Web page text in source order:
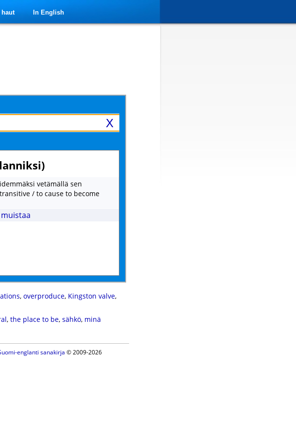
haut In English
X
vetämällä sen
/ to cause to become
muistaa
, overproduce, Kingston valve,
, the place to be, sähkö, minä
englanti sanakirja © 2009-2026